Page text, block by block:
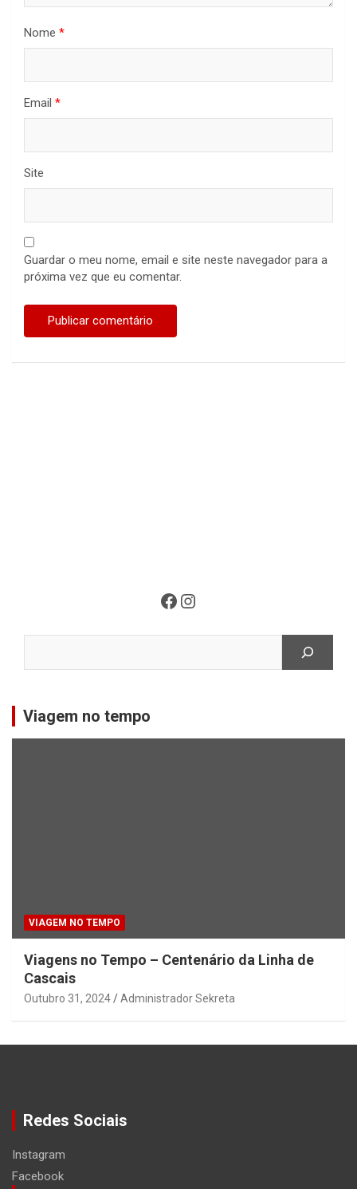
Nome *
Email *
Site
Guardar o meu nome, email e site neste navegador para a
próxima vez que eu comentar.
Facebook
Instagram
Viagem no tempo
VIAGEM NO TEMPO
Viagens no Tempo – Centenário da Linha de
Cascais
Outubro 31, 2024 Administrador Sekreta
Redes Sociais
Instagram
Facebook